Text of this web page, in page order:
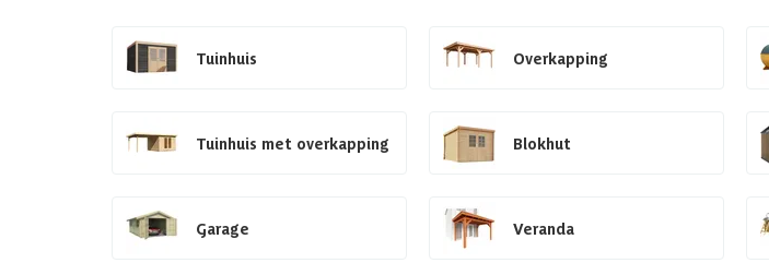
Tuinhuis Overkapping
Tuinhuis met overkapping Blokhut
Garage Veranda